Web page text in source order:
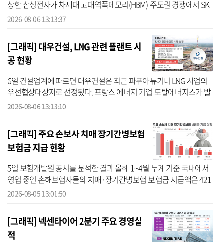
상한 삼성전자가 차세대 고대역폭메모리(HBM) 주도권 경쟁에서 SK
하이닉스를 따돌리고 승기를 잡았다. 한때 HBM 기술역량을 확보하
2026-08-06 13:13:37
[그래픽] 대우건설, LNG 관련 플랜트 시
공 현황
6일 건설업계에 따르면 대우건설은 최근 파푸아뉴기니 LNG 사업의
우선협상대상자로 선정됐다. 프랑스 에너지 기업 토탈에너지스가 발
주한 이번 사업에서 대우건설은 파퓨아뉴기니 LNG 신규 액화터미널
2026-08-06 13:13:10
[그래픽] 주요 손보사 치매 장기간병보험
보험금 지급 현황
5일 보험개발원 공시를 분석한 결과 올해 1~4월 누계 기준 국내에서
영업 중인 손해보험사들의 치매·장기간병보험 보험금 지급액은 421
억원이다. 이는 지난해 같은 기간(405억원)보다 16억원(3.9%) 증가한
2026-08-05 13:01:50
[그래픽] 넥센타이어 2분기 주요 경영실
적